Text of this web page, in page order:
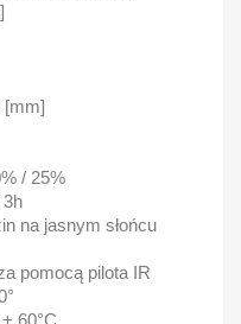
[mm]
/ 25%
na jasnym słońcu
pomocą pilota IR
60°C